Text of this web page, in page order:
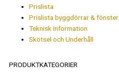
Prislista
Prislista byggdörrar & fönster
Teknisk information
Skötsel och Underhåll
PRODUKTKATEGORIER